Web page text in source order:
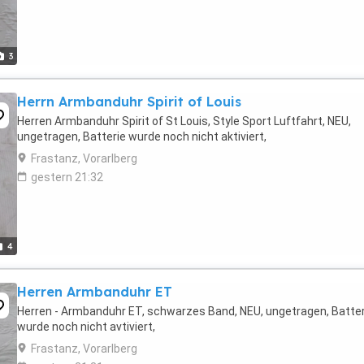
3
4
Herrn Armbanduhr Spirit of Louis
Herren Armbanduhr Spirit of St Louis, Style Sport Luftfahrt, NEU,
ungetragen, Batterie wurde noch nicht aktiviert,
Frastanz, Vorarlberg
gestern 21:32
Herren Armbanduhr ET
Herren - Armbanduhr ET, schwarzes Band, NEU, ungetragen,
wurde noch nicht avtiviert,
Frastanz, Vorarlberg